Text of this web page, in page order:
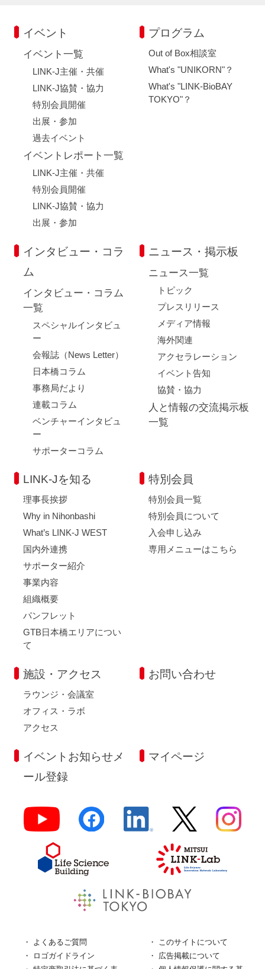
イベント
イベント一覧
LINK-J主催・共催
LINK-J協賛・協力
特別会員開催
出展・参加
過去イベント
イベントレポート一覧
LINK-J主催・共催
特別会員開催
LINK-J協賛・協力
出展・参加
プログラム
Out of Box相談室
What's "UNIKORN"？
What's "LINK-BioBAY
TOKYO"？
インタビュー・コラ
ム
インタビュー・コラム
一覧
スペシャルインタビュ
ー
会報誌（News Letter）
日本橋コラム
事務局だより
連載コラム
ベンチャーインタビュ
ー
サポーターコラム
ニュース・掲示板
ニュース一覧
トピック
プレスリリース
メディア情報
海外関連
アクセラレーション
イベント告知
協賛・協力
人と情報の交流掲示板
一覧
LINK-Jを知る
理事長挨拶
Why in Nihonbashi
What’s LINK-J WEST
国内外連携
サポーター紹介
事業内容
組織概要
パンフレット
GTB日本橋エリアについ
て
特別会員
特別会員一覧
特別会員について
入会申し込み
専用メニューはこちら
施設・アクセス
ラウンジ・会議室
オフィス・ラボ
アクセス
お問い合わせ
イベントお知らせメ
ール登録
マイページ
よくあるご質問
このサイトについて
ロゴガイドライン
広告掲載について